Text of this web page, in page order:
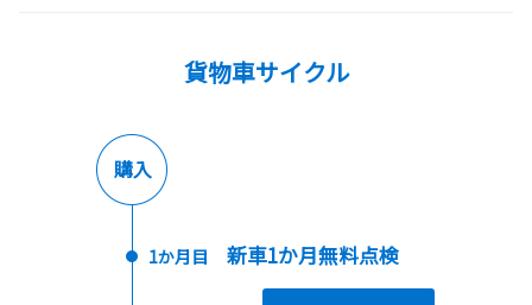
貨物車サイクル
購入
1か月目新車1か月無料点検